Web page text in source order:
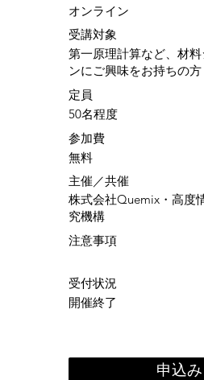
オンライン
​受講対象
第一原理計算など、材
ンにご興味をお持ちの方
定員
50名程度
参加費
無料
​主催／共催
株式会社Quemix・高度
究機構
注意事項
受付状況
開催終了
申込み